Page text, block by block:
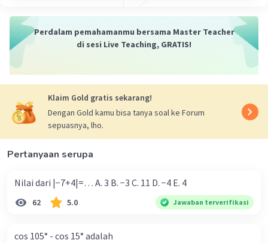
8. Substitusikan hasil ini ke dalam persamaan di langkah
4. Maka, ∫x² sin(7x) dx = -x²/7 cos(7x) + 2/7 * (x/7 sin(7x) +
Kesimpulan:
Jadi, integral dari x² sin(7x) dx adalah -x²/7 cos(7x) + 2/7 *
(x/7 sin(7x) + 1/49 cos(7x)). Semoga penjelasan ini
membantu kamu 🙂.
Beri Rating
Perdalam pemahamanmu bersama Master Teacher
di sesi Live Teaching, GRATIS!
Klaim Gold gratis sekarang!
Dengan Gold kamu bisa tanya soal ke Forum
sepuasnya, lho.
Pertanyaan serupa
Nilai dari |−7+4|=… A. 3 B. −3 C. 11 D. −4 E. 4
62 5.0 Jawaban terverifikasi
cos 105° - cos 15° adalah